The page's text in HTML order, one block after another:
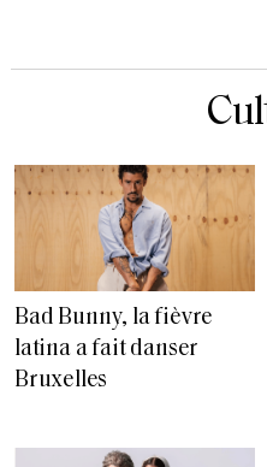
Bad Bunny, la fièvre
latina a fait danser
Bruxelles